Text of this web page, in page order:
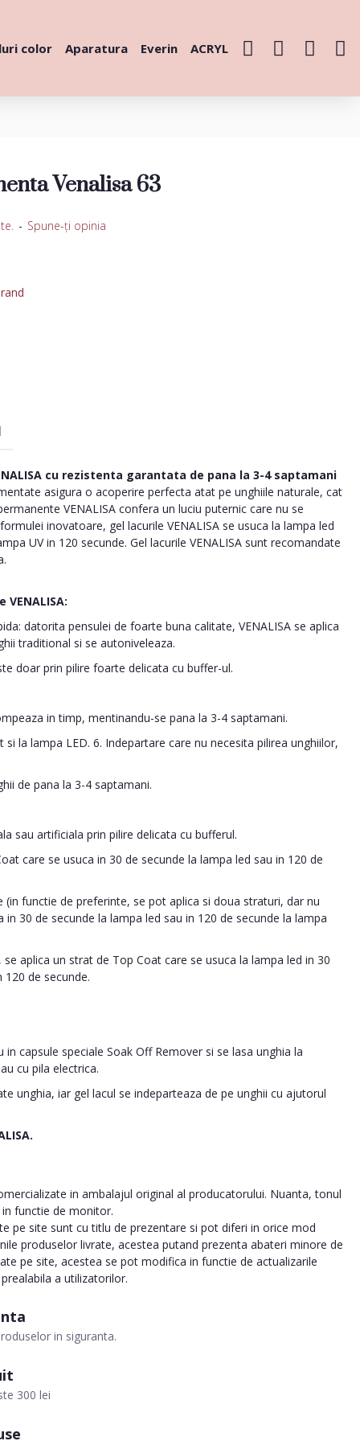
color Aparatura Everin ACRYL
Venalisa 63
- Spune-ţi opinia
in siguranta.
300 lei
cu rezistenta garantata de pana la 3-4 saptamani
asigura o acoperire perfecta atat pe unghiile naturale, cat
VENALISA confera un luciu puternic care nu se
inovatoare, gel lacurile VENALISA se usuca la lampa led
UV in 120 secunde. Gel lacurile VENALISA sunt recomandate
datorita pensulei de foarte buna calitate, VENALISA se aplica
traditional si se autoniveleaza.
doar prin pilire foarte delicata cu buffer-ul.
in timp, mentinandu-se pana la 3-4 saptamani.
si la lampa LED. 6. Indepartare care nu necesita pilirea unghiilor,
de pana la 3-4 saptamani.
sau artificiala prin pilire delicata cu bufferul.
care se usuca in 30 de secunde la lampa led sau in 120 de
(in functie de preferinte, se pot aplica si doua straturi, dar nu
30 de secunde la lampa led sau in 120 de secunde la lampa
aplica un strat de Top Coat care se usuca la lampa led in 30
120 de secunde.
in capsule speciale Soak Off Remover si se lasa unghia la
cu pila electrica.
unghia, iar gel lacul se indeparteaza de pe unghii cu ajutorul
in ambalajul original al producatorului. Nuanta, tonul
functie de monitor.
pe site sunt cu titlu de prezentare si pot diferi in orice mod
produselor livrate, acestea putand prezenta abateri minore de
pe site, acestea se pot modifica in functie de actualizarile
a utilizatorilor.